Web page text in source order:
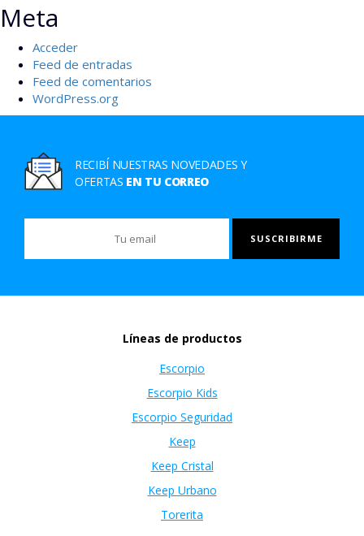
Meta
Acceder
Feed de entradas
Feed de comentarios
WordPress.org
RECIBÍ NUESTRAS NOVEDADES Y
OFERTAS EN TU CORREO
Líneas de productos
Escorpio
Escorpio Kids
Escorpio Seguridad
Keep
Keep Cristal
Keep Urbano
Torerita